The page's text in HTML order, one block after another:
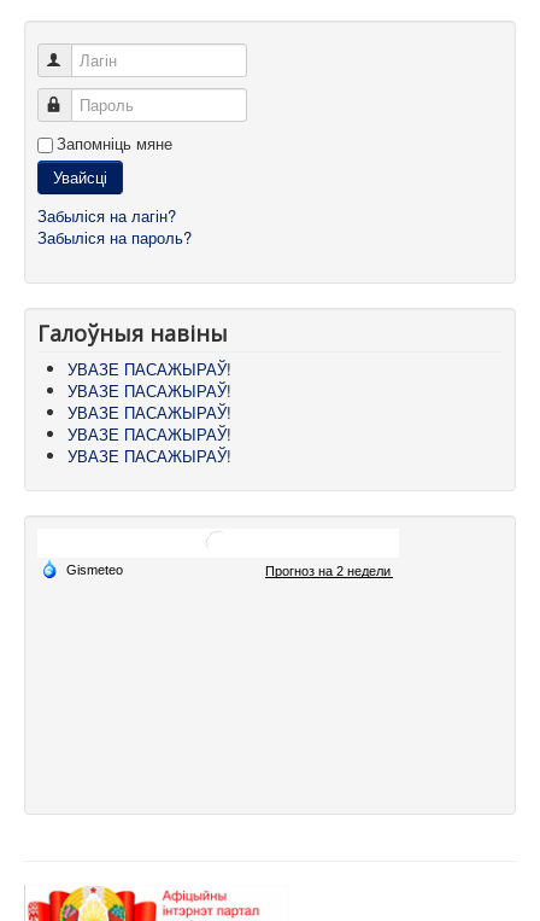
Лагін
Пароль
Запомніць мяне
Увайсці
Забыліся на лагін?
Забыліся на пароль?
Галоўныя навіны
УВАЗЕ ПАСАЖЫРАЎ!
УВАЗЕ ПАСАЖЫРАЎ!
УВАЗЕ ПАСАЖЫРАЎ!
УВАЗЕ ПАСАЖЫРАЎ!
УВАЗЕ ПАСАЖЫРАЎ!